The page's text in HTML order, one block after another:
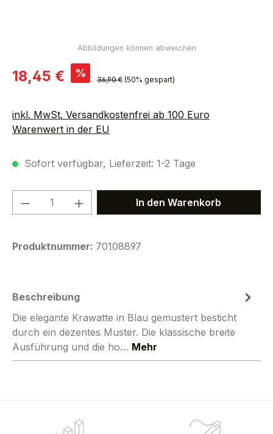
Verkaufspreis:
18,45 € % Regulärer Preis:
36,90 € (50% gespart)
inkl. MwSt. Versandkostenfrei ab 100 Euro
Warenwert in der EU
Sofort verfügbar, Lieferzeit: 1-2 Tage
Produkt Anzahl: Gib denIn den Warenkorb
Produktnummer: 70108897
Beschreibung
Die elegante Krawatte in Blau gemustert besticht
durch ein dezentes Muster. Die klassische breite
Ausführung und die ho… Mehr